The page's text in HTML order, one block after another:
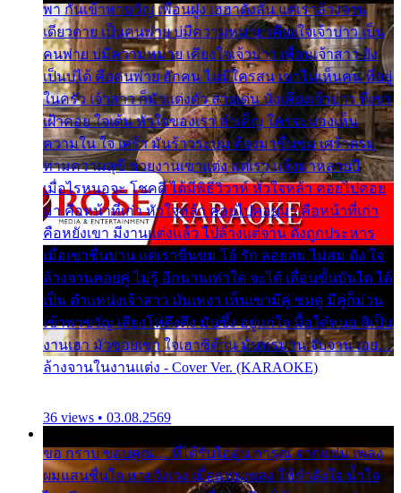
พา กันเข้าพาขวัญ เพื่อนฝูง เฮฮาดังลั่น แต่เราล้างจาน
เดียวดาย เป็นคนพ่าย บ่มีความหมาย เคียงใจเจ้าบ่าว เป็น
คนพ่าย บ่มีความหมาย เคียงใจเจ้าบ่าว เพื่อนเจ้าสาว ยัง
เป็นบ่ได้ คือคนพ่าย ฮักคน ไม่มีใครสน เขาไม่เห็นคน ที่อยู่
ในครัว เจ้าสาว ก็มัวแต่งตัว สวยเด่น นั่งเคียงเจ้าบ่าว ที่เขา
เฝ้าคอย ใจเต้น หัวใจของเรา ลำเค็ญ ใครจะมองเห็น
ความใน ใจ เศร้า มันร้าวระบม ต้องมาขื่นขม เศร้าตรม
ท่ามความสุขี ช่วยงานเขาแต่ง แต่เรา แล้งมาหลายปี
เมื่อไรหนอจะ โชคดี ได้มีพิธีวิวาห์ หัวใจหล้า คอยไปคอย
มา คือหน้าที่เก่า หัวใจหล้า คอยไปคอยมา คือหน้าที่เก่า
คือหยังเขา มีงานแต่งแล้ว ไปล้างแต่จาน ดั่งถูกประหาร
เมื่อเขาชื่นบาน แต่เราขื่นขม โอ้ รัก ลอยลม ไม่สม ดัง ใจ
ล้างจานคอยคู่ ไม่รู้ อีกนานเท่าใด จะได้ เลื่อนขั้นบันได ได้
เป็น ตำแหน่งเจ้าสาว มันเหงา เห็นเขามีคู่ ซมดู มีคู่ก็ม่วน
เข้าพาขวัญ เสียงโห่ตึงตึง มันซึ้ง อยู่แก่ใจ มื้อใด๋หนอ สิเป็น
งานเฮา มัวซอยเขา ใจเฮาซิด้าน มันทรมาน จับจาน เอย…
ล้างจานในงานแต่ง - Cover Ver. (KARAOKE)
36 views • 03.08.2569
ขอ กราบ ขอบคุณ.... ที่ได้รับไออุ่น การุณ จากแฟน เพลง
ผมแสนชื่นใจ หายวังเวง เมื่อแฟนเพลง ให้กำลังใจ น้ำใจ